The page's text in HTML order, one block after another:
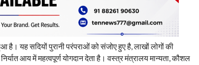
यह सदियों पुरानी परंपराओं को संजोए हुए है, लाखों लोगों की
आय में महत्वपूर्ण योगदान देता है। वस्त्र मंत्रालय मान्यता, कौशल